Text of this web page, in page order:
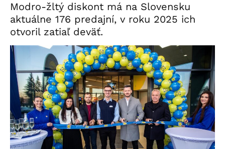
Modro-žltý diskont má na Slovensku
aktuálne 176 predajní, v roku 2025 ich
otvoril zatiaľ deväť.